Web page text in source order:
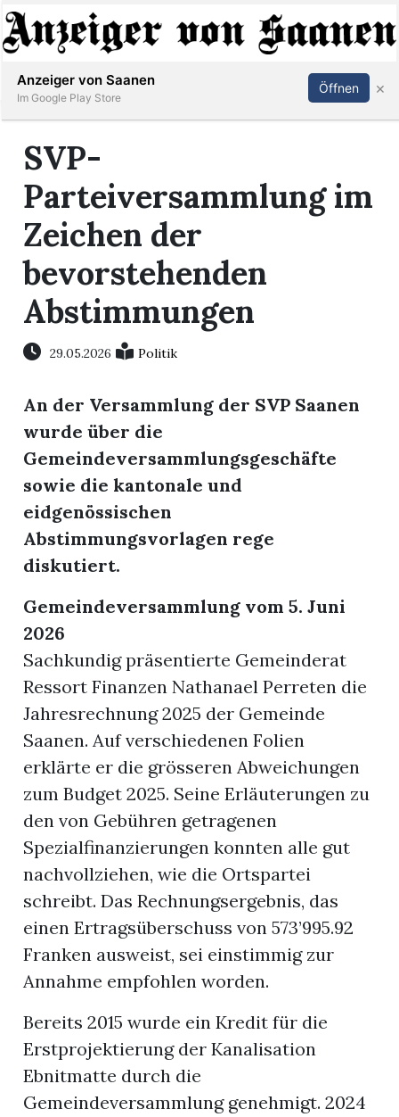
Abonnieren Anmelden
SVP-
Parteiversammlung im
Zeichen der
bevorstehenden
Abstimmungen
29.05.2026 Politik
An der Versammlung der SVP Saanen
wurde über die
Gemeindeversammlungsgeschäfte
sowie die kantonale und
eidgenössischen
Abstimmungsvorlagen rege
diskutiert.
Gemeindeversammlung vom 5. Juni
2026
Sachkundig präsentierte Gemeinderat
Ressort Finanzen Nathanael Perreten die
Jahresrechnung 2025 der Gemeinde
Saanen. Auf verschiedenen Folien
erklärte er die grösseren Abweichungen
zum Budget 2025. Seine Erläuterungen zu
den von Gebühren getragenen
Spezialfinanzierungen konnten alle gut
nachvollziehen, wie die Ortspartei
schreibt. Das Rechnungsergebnis, das
einen Ertragsüberschuss von 573’995.92
Franken ausweist, sei einstimmig zur
Annahme empfohlen worden.
Bereits 2015 wurde ein Kredit für die
Erstprojektierung der Kanalisation
Ebnitmatte durch die
Gemeindeversammlung genehmigt. 2024
Anzeiger von Saanen
Im Google Play Store
Öffnen ×